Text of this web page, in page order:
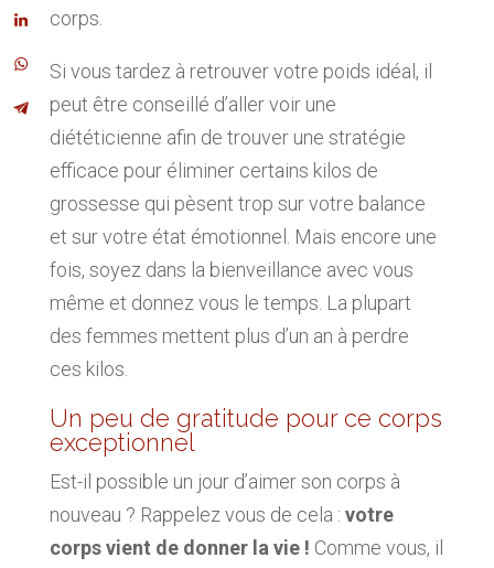
corps.
Si vous tardez à retrouver votre poids idéal, il
peut être conseillé d’aller voir une
diététicienne afin de trouver une stratégie
efficace pour éliminer certains kilos de
grossesse qui pèsent trop sur votre balance
et sur votre état émotionnel. Mais encore une
fois, soyez dans la bienveillance avec vous
même et donnez vous le temps. La plupart
des femmes mettent plus d’un an à perdre
ces kilos.
Un peu de gratitude pour ce corps
exceptionnel
Est-il possible un jour d’aimer son corps à
nouveau ? Rappelez vous de cela : votre
corps vient de donner la vie ! Comme vous, il